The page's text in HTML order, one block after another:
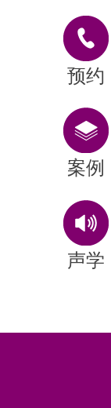
预约
案例
声学